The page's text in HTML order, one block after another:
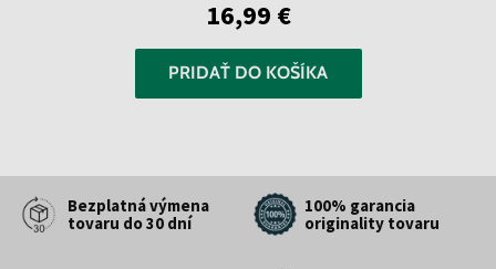
16,99 €
PRIDAŤ DO KOŠÍKA
Bezplatná výmena
tovaru do 30 dní
100% garancia
originality tovaru